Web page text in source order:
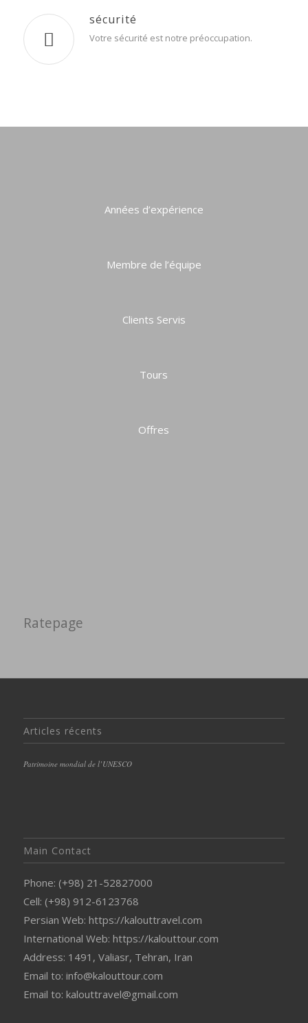
sécurité
Votre sécurité est notre préoccupation.
Années d’expérience
Membre de l’équipe
Clients Servis
Tours
Offres
Ratepage
Articles récents
Patrimoine mondial de l’UNESCO
Main Contact
Phone: (+98) 21-52827000
Cell: (+98) 912-6123768
Persian Web: https://kalouttravel.com
International Web: https://kalouttour.com
Address: 1491, Valiasr, Tehran, Iran
Email to: info@kalouttour.com
Email to: kalouttravel@gmail.com